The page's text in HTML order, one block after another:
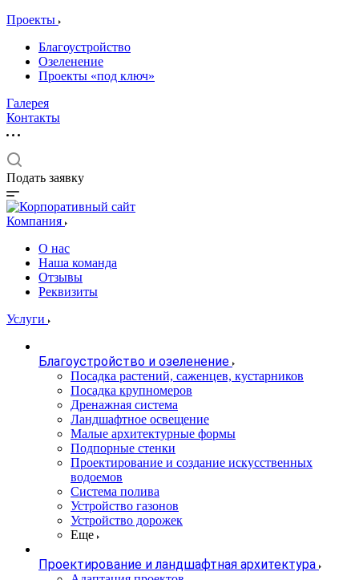
Проекты
Благоустройство
Озеленение
Проекты «под ключ»
Галерея
Контакты
Подать заявку
Компания
О нас
Наша команда
Отзывы
Реквизиты
Услуги
Благоустройство и озеленение
Посадка растений, саженцев, кустарников
Посадка крупномеров
Дренажная система
Ландшафтное освещение
Малые архитектурные формы
Подпорные стенки
Проектирование и создание искусственных
водоемов
Система полива
Устройство газонов
Устройство дорожек
Еще
Проектирование и ландшафтная архитектура